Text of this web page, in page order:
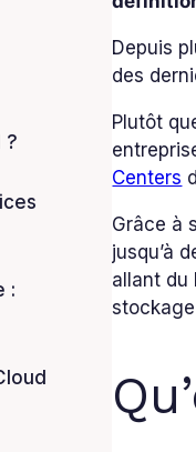
?
:
Depuis
des
Plutôt
Centers
Grâce à
jusqu’à
allant du